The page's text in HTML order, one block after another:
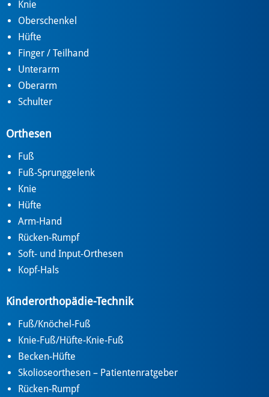
Knie
Oberschenkel
Hüfte
Finger / Teilhand
Unterarm
Oberarm
Schulter
Orthesen
Fuß
Fuß-Sprunggelenk
Knie
Hüfte
Arm-Hand
Rücken-Rumpf
Soft- und Input-Orthesen
Kopf-Hals
Kinderorthopädie-Technik
Fuß/Knöchel-Fuß
Knie-Fuß/Hüfte-Knie-Fuß
Becken-Hüfte
Skolioseorthesen – Patientenratgeber
Rücken-Rumpf